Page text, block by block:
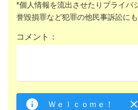
*個人情報を流出させたりプライバ
誉毀損罪など犯罪の他民事訴訟に
コメント：
Ｗｅｌｃｏｍｅ！